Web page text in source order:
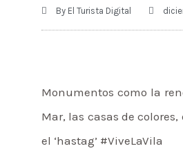
By El Turista Digital
Monumentos como la
Mar, las casas de
el ‘hastag’ #ViveLaVila